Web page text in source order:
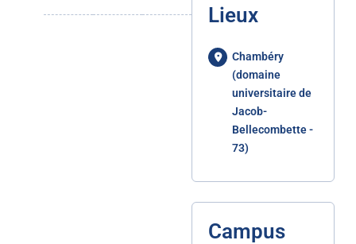
Lieux
Chambéry
(domaine
universitaire de
Jacob-
Bellecombette -
73)
Campus